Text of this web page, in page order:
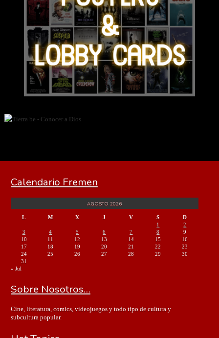
Calendario Fremen
AGOSTO 2026
L M X J V S
D
1
2
3
4 5 6 7 8
9
10
11 12 13 14 15
16
17
18 19 20 21 22
23
24
25 26 27 28 29
30
31
« Jul
Sobre Nosotros…
Cine, literatura, comics, videojuegos y todo tipo de cultura y
subcultura popular.